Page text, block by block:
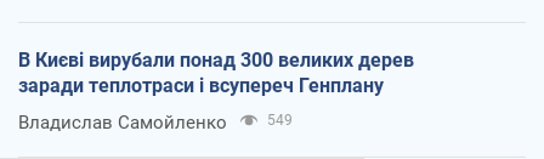
В Києві вирубали понад 300 великих дерев
заради теплотраси і всупереч Генплану
Владислав Самойленко 549